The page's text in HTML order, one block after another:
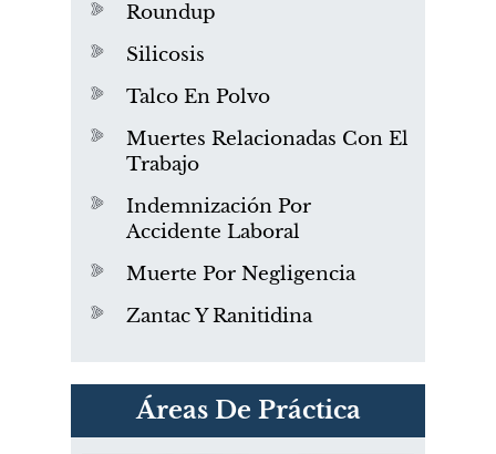
Roundup
Silicosis
Talco En Polvo
Muertes Relacionadas Con El
Trabajo
Indemnización Por
Accidente Laboral
Muerte Por Negligencia
Zantac Y Ranitidina
Áreas De Práctica
PVC Cloruro de polivinilo
Exposición